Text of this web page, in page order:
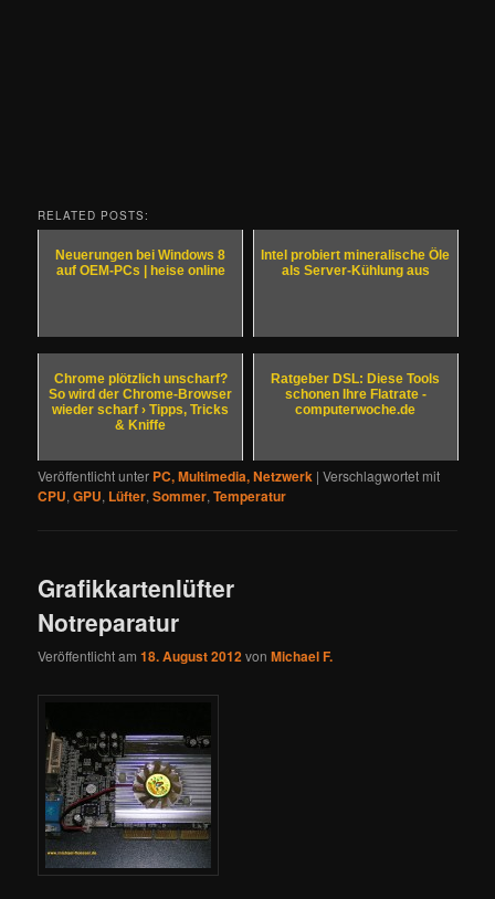
RELATED POSTS:
Neuerungen bei Windows 8
auf OEM-PCs | heise online
Intel probiert mineralische Öle
als Server-Kühlung aus
Chrome plötzlich unscharf?
So wird der Chrome-Browser
wieder scharf › Tipps, Tricks
& Kniffe
Ratgeber DSL: Diese Tools
schonen Ihre Flatrate -
computerwoche.de
Veröffentlicht unter PC, Multimedia, Netzwerk |Verschlagwortet mit
CPU,GPU, Lüfter,Sommer,Temperatur
Grafikkartenlüfter
Notreparatur
Veröffentlicht am18. August 2012vonMichael F.